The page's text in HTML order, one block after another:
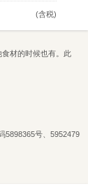
(含税)
材的时候也有。此
5898365号、5952479